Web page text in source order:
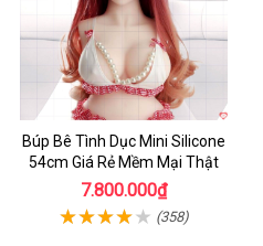
Búp Bê Tình Dục Mini Silicone
54cm Giá Rẻ Mềm Mại Thật
7.800.000₫
(358)